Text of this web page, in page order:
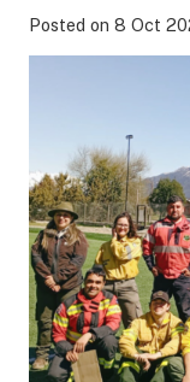
Posted on 8 Oct